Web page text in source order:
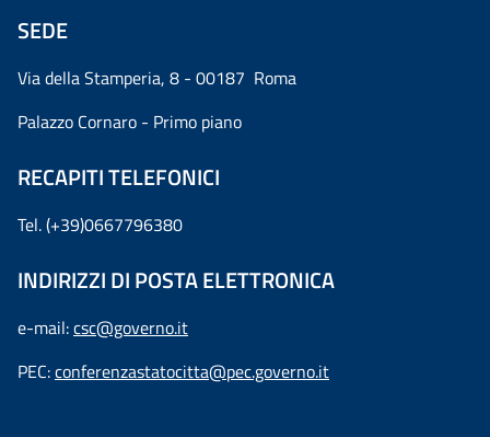
SEDE
Via della Stamperia, 8 - 00187 Roma
Palazzo Cornaro - Primo piano
RECAPITI TELEFONICI
Tel. (+39)0667796380
INDIRIZZI DI POSTA ELETTRONICA
e-mail:csc@governo.it
PEC:conferenzastatocitta@pec.governo.it